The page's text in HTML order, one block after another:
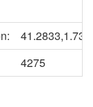
4275